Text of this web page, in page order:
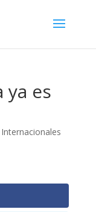
ya es
Internacionales